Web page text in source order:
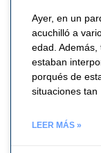
Ayer, en un
acuchilló a
edad.
estaban
porqués de
situaciones tan
LEER MÁS »